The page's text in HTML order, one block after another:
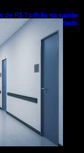
de R$ 1 bilhão na saúde
aponta estudo